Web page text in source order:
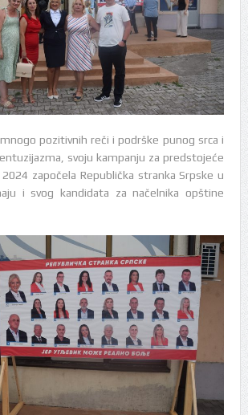
pozitivnih reči i podrške punog srca i
svoju kampanju za predstojeće
2024 započela Republička stranka Srpske u
i svog kandidata za načelnika opštine